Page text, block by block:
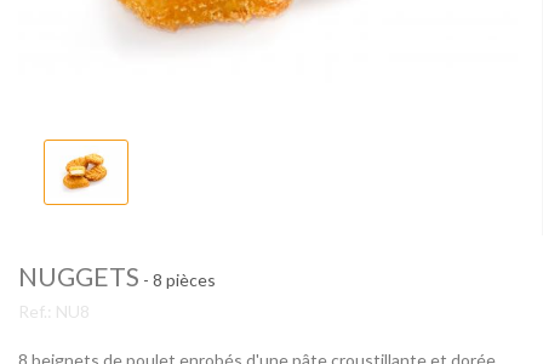
NUGGETS - 8 pièces
Ref.: NU8
8 beignets de poulet enrobés d'une pâte croustillante et dorée